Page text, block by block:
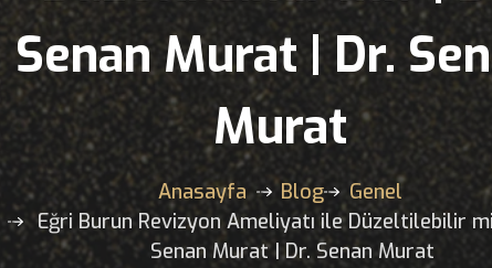
Düzeltilebilir
Senan Murat |
Murat